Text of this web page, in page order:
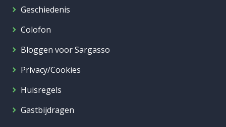
Geschiedenis
Colofon
Bloggen voor Sargasso
Privacy/Cookies
Huisregels
Gastbijdragen